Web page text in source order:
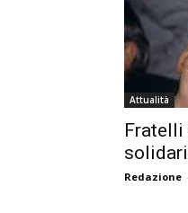
Attualità
Fratelli
Redazione -